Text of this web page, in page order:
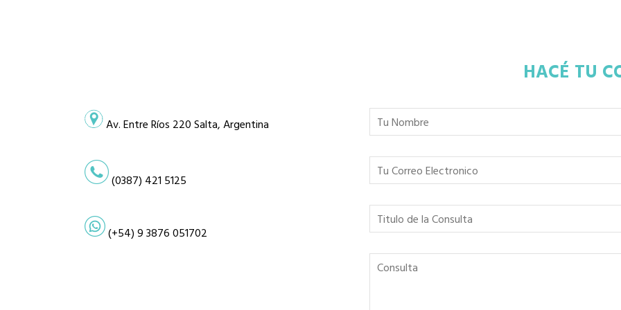
Av. Entre Ríos 220 Salta, Argentina
(0387) 421 5125
(+54) 9 3876 051702
HACÉ TU